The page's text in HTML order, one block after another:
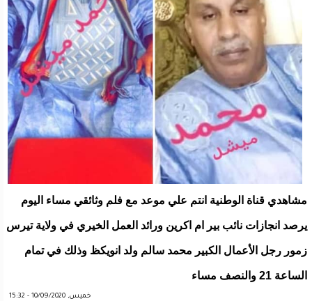
مشاهدي قناة الوطنية انتم علي موعد مع فلم وثائقي مساء اليوم
يرصد انجازات نائب بير ام اكرين ورائد العمل الخيري في ولاية تيرس
زمور رجل الأعمال الكبير محمد سالم ولد انويكظ وذلك في تمام
الساعة 21 والنصف مساء
خميس, 10/09/2020 - 15:32